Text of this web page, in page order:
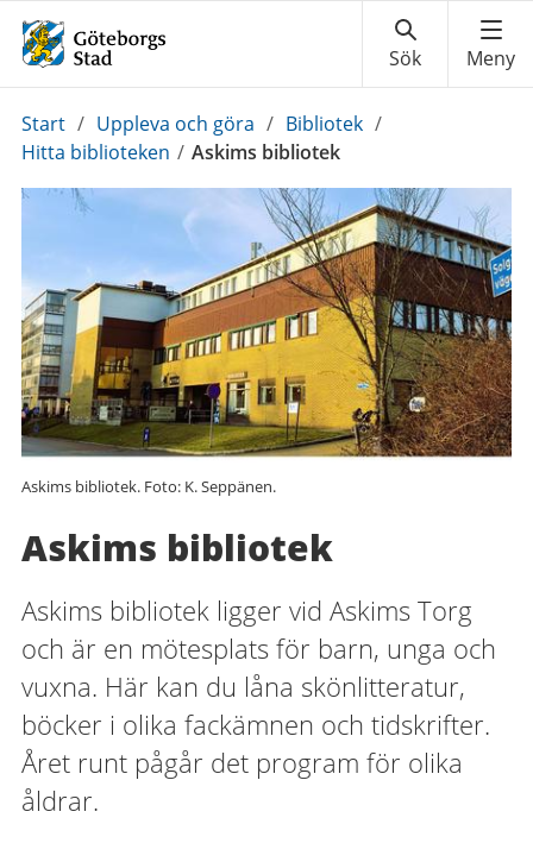
Du
är
Start / Uppleva och göra / Bibliotek /
Hitta biblioteken / Askims bibliotek
Askims bibliotek. Foto: K. Seppänen.
Askims bibliotek
Askims bibliotek ligger vid Askims Torg
och är en mötesplats för barn, unga och
vuxna. Här kan du låna skönlitteratur,
böcker i olika fackämnen och tidskrifter.
Året runt pågår det program för olika
åldrar.